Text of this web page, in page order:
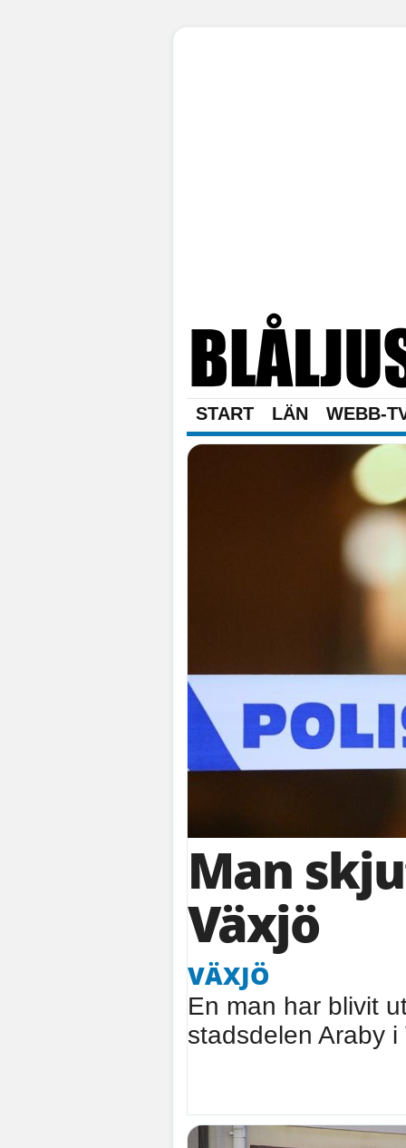
START LÄN WEBB-
Man
Växjö
VÄXJÖ
En man har blivit
stadsdelen Araby i